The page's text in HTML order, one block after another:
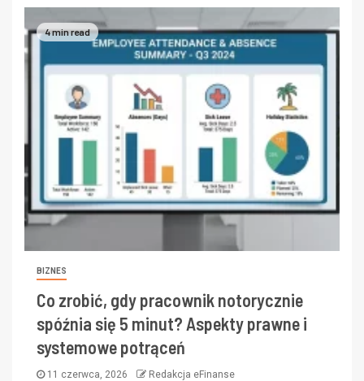
4 min read
BIZNES
Co zrobić, gdy pracownik notorycznie
spóźnia się 5 minut? Aspekty prawne i
systemowe potrąceń
11 czerwca, 2026 Redakcja eFinanse